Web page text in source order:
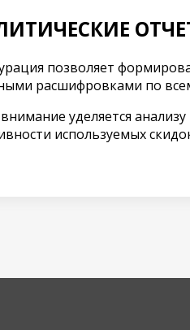
позволяет
расшифровками по
уделяется
используемых